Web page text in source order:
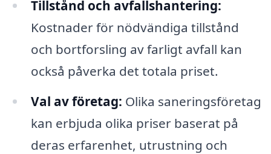
Tillstånd och avfallshantering:
Kostnader för nödvändiga tillstånd
och bortforsling av farligt avfall kan
också påverka det totala priset.
Val av företag: Olika saneringsföretag
kan erbjuda olika priser baserat på
deras erfarenhet, utrustning och